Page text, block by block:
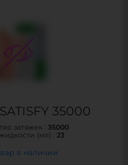
35000
затяжек : 35000
(мл) : 23
в наличии